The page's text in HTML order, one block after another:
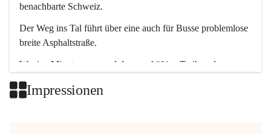
benachbarte Schweiz.
Der Weg ins Tal führt über eine auch für Busse problemlose
breite Asphaltstraße.
Wenige Minuten nur, und das geschäftige Treiben der
Impressionen